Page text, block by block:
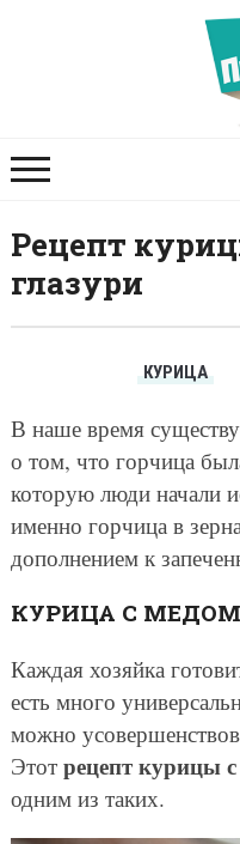
Рецепт
глазури
КУРИЦА
В наше время
о том, что горчица
которую люди начали
именно горчица в
дополнением к
КУРИЦА С
Каждая хозяйка
есть много
можно
Этот рецепт курицы
одним из таких.